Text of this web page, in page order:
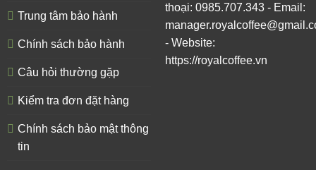
Trung tâm bảo hành
Chính sách bảo hành
Câu hỏi thường gặp
Kiểm tra đơn đặt hàng
Chính sách bảo mật thông
tin
thoại: 0985.707.343 - Email:
- Website:
https://royalcoffee.vn